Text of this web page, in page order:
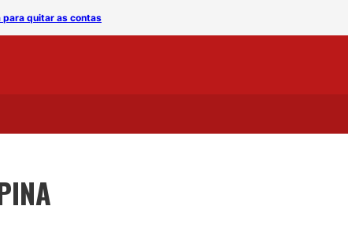
para quitar as contas A Ong Adota Campina